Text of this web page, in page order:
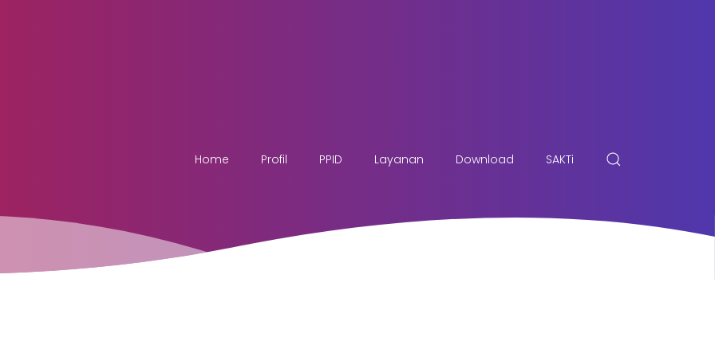
Home Profil PPID Layanan Download SAKTi